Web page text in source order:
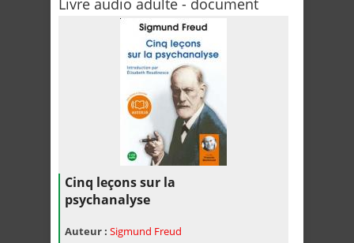
Livre audio adulte - document
Cinq leçons sur la
psychanalyse
Auteur : Sigmund Freud